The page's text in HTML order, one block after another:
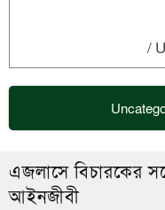
/
এজলাসে বিচারকের
আইনজীবী